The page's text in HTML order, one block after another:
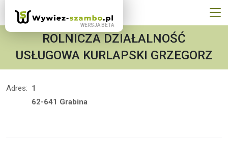
ROLNICZA DZIAŁALNOŚĆ
USŁUGOWA KURLAPSKI GRZEGORZ
Adres: 1
62-641 Grabina